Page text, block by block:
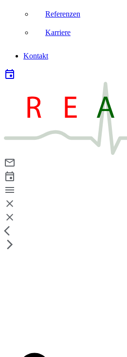
Referenzen
Karriere
Kontakt